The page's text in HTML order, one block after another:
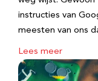
instructies van
meesten van ons
Lees meer